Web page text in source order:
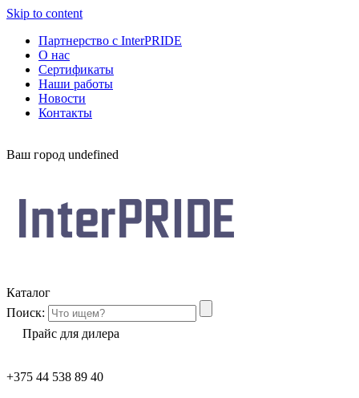
Skip to content
Партнерство с InterPRIDE
О нас
Сертификаты
Наши работы
Новости
Контакты
Ваш город undefined
Каталог
Поиск:
Прайс для дилера
+375 44 538 89 40